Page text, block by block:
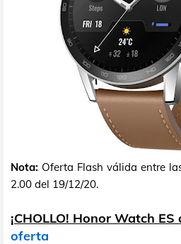
Nota: Oferta Flash válida entre
2.00 del 19/12/20.
¡CHOLLO! Honor Watch
oferta